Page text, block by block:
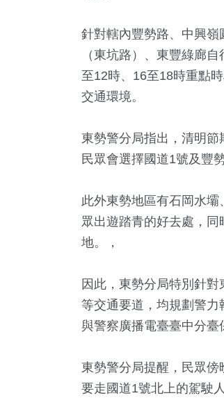
針對轄內豐勢路、中興
（東坑路）、東豐綠廊
至12時、16至18時重點
交通環境。
東勢警分局指出，清明
民眾會選擇國道1號及豐
此外東勢地區有石岡水
眾出遊踏青的好去處，
地。，
因此，東勢分局特別針
等交通要道，均規劃警
與警察廣播電臺臺中分臺
東勢警分局提醒，民眾
要走國道1號北上的駕駛
+
福建林公信俗文
37+
802+
綜合
1276+
42
兩岸道